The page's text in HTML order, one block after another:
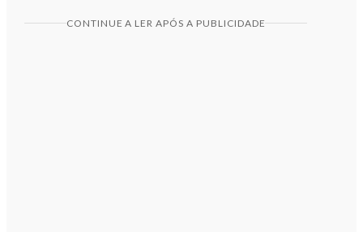
CONTINUE A LER APÓS A PUBLICIDADE